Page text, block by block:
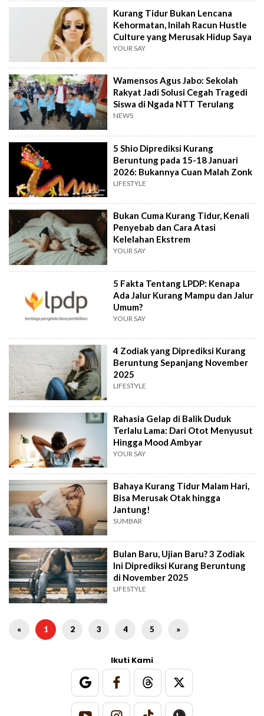
Kurang Tidur Bukan Lencana
Kehormatan, Inilah Racun Hustle
Culture yang Merusak Hidup Saya
YOUR SAY
Wamensos Agus Jabo: Sekolah
Rakyat Jadi Solusi Cegah Tragedi
Siswa di Ngada NTT Terulang
NEWS
5 Shio Diprediksi Kurang
Beruntung pada 15-18 Januari
2026: Bukannya Cuan Malah Zonk
LIFESTYLE
Bukan Cuma Kurang Tidur, Kenali
Penyebab dan Cara Atasi
Kelelahan Ekstrem
YOUR SAY
5 Fakta Tentang LPDP: Kenapa
Ada Jalur Kurang Mampu dan Jalur
Umum?
YOUR SAY
4 Zodiak yang Diprediksi Kurang
Beruntung Sepanjang November
2025
LIFESTYLE
Rahasia Gelap di Balik Duduk
Terlalu Lama: Dari Otot Menyusut
Hingga Mood Ambyar
YOUR SAY
Bahaya Kurang Tidur Malam Hari,
Bisa Merusak Otak hingga
Jantung!
SUMBAR
Bulan Baru, Ujian Baru? 3 Zodiak
Ini Diprediksi Kurang Beruntung
di November 2025
LIFESTYLE
« 1 2 3 4 5 »
Ikuti Kami